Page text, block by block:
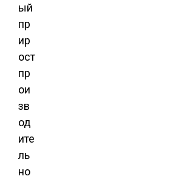
ый
пр
ир
ост
пр
ои
зв
од
ите
ль
но